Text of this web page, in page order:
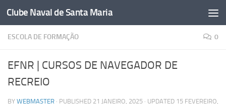
Skip to content
Clube Naval de Santa Maria
ESCOLA DE FORMAÇÃO 0
EFNR | CURSOS DE NAVEGADOR DE
RECREIO
BY WEBMASTER · PUBLISHED 21 JANEIRO, 2025 · UPDATED 15 FEVEREIRO,